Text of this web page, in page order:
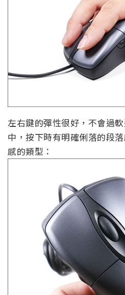
左右鍵的彈性很好，不會過
中，按下時有明確俐落的段
感的類型：